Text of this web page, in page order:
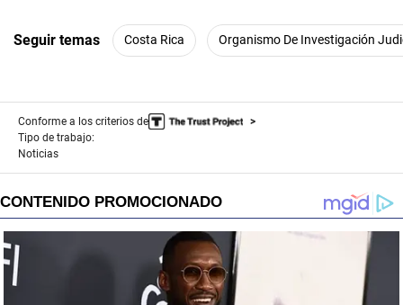
Seguir temas Costa Rica Organismo De Investigación
Conforme a los criterios de
Tipo de trabajo:
Noticias